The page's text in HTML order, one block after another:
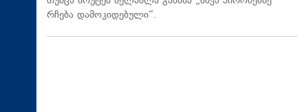
რჩება დამოკიდებული“.